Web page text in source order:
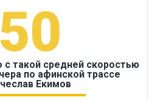
50
с такой средней скоростью
по афинской трассе
Екимов